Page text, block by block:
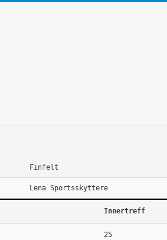
Finfelt
Lena Sportsskyttere
Innertreff
25